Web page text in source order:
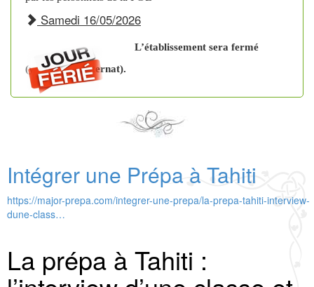
Samedi 16/05/2026
L’établissement sera fermé
(y compris l’internat).
Intégrer une Prépa à Tahiti
https://major-prepa.com/integrer-une-prepa/la-prepa-tahiti-interview-
dune-class…
La prépa à Tahiti :